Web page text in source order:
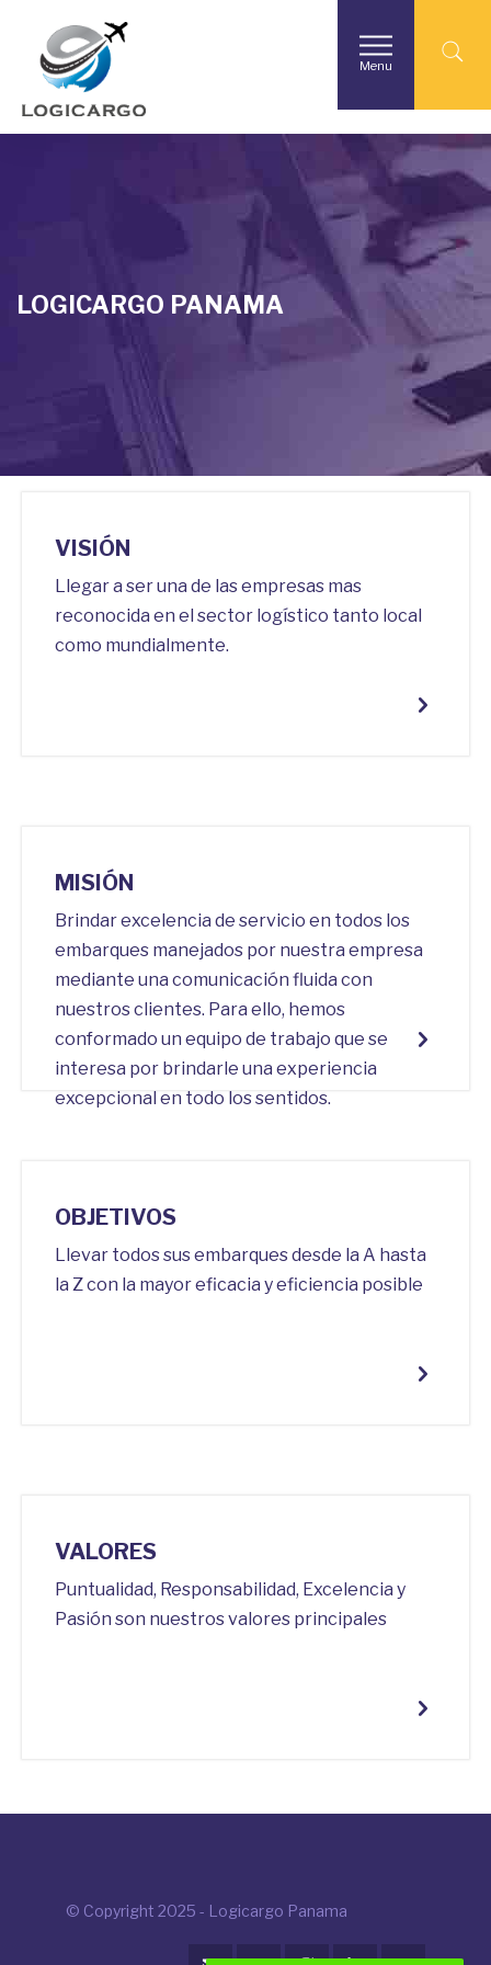
Menu
LOGICARGO PANAMA
VISIÓN
Llegar a ser una de las empresas mas
reconocida en el sector logístico tanto local
como mundialmente.
MISIÓN
Brindar excelencia de servicio en todos los
embarques manejados por nuestra empresa
mediante una comunicación fluida con
nuestros clientes. Para ello, hemos
conformado un equipo de trabajo que se
interesa por brindarle una experiencia
excepcional en todo los sentidos.
OBJETIVOS
Llevar todos sus embarques desde la A hasta
la Z con la mayor eficacia y eficiencia posible
VALORES
Puntualidad, Responsabilidad, Excelencia y
Pasión son nuestros valores principales
© Copyright 2025 - Logicargo Panama